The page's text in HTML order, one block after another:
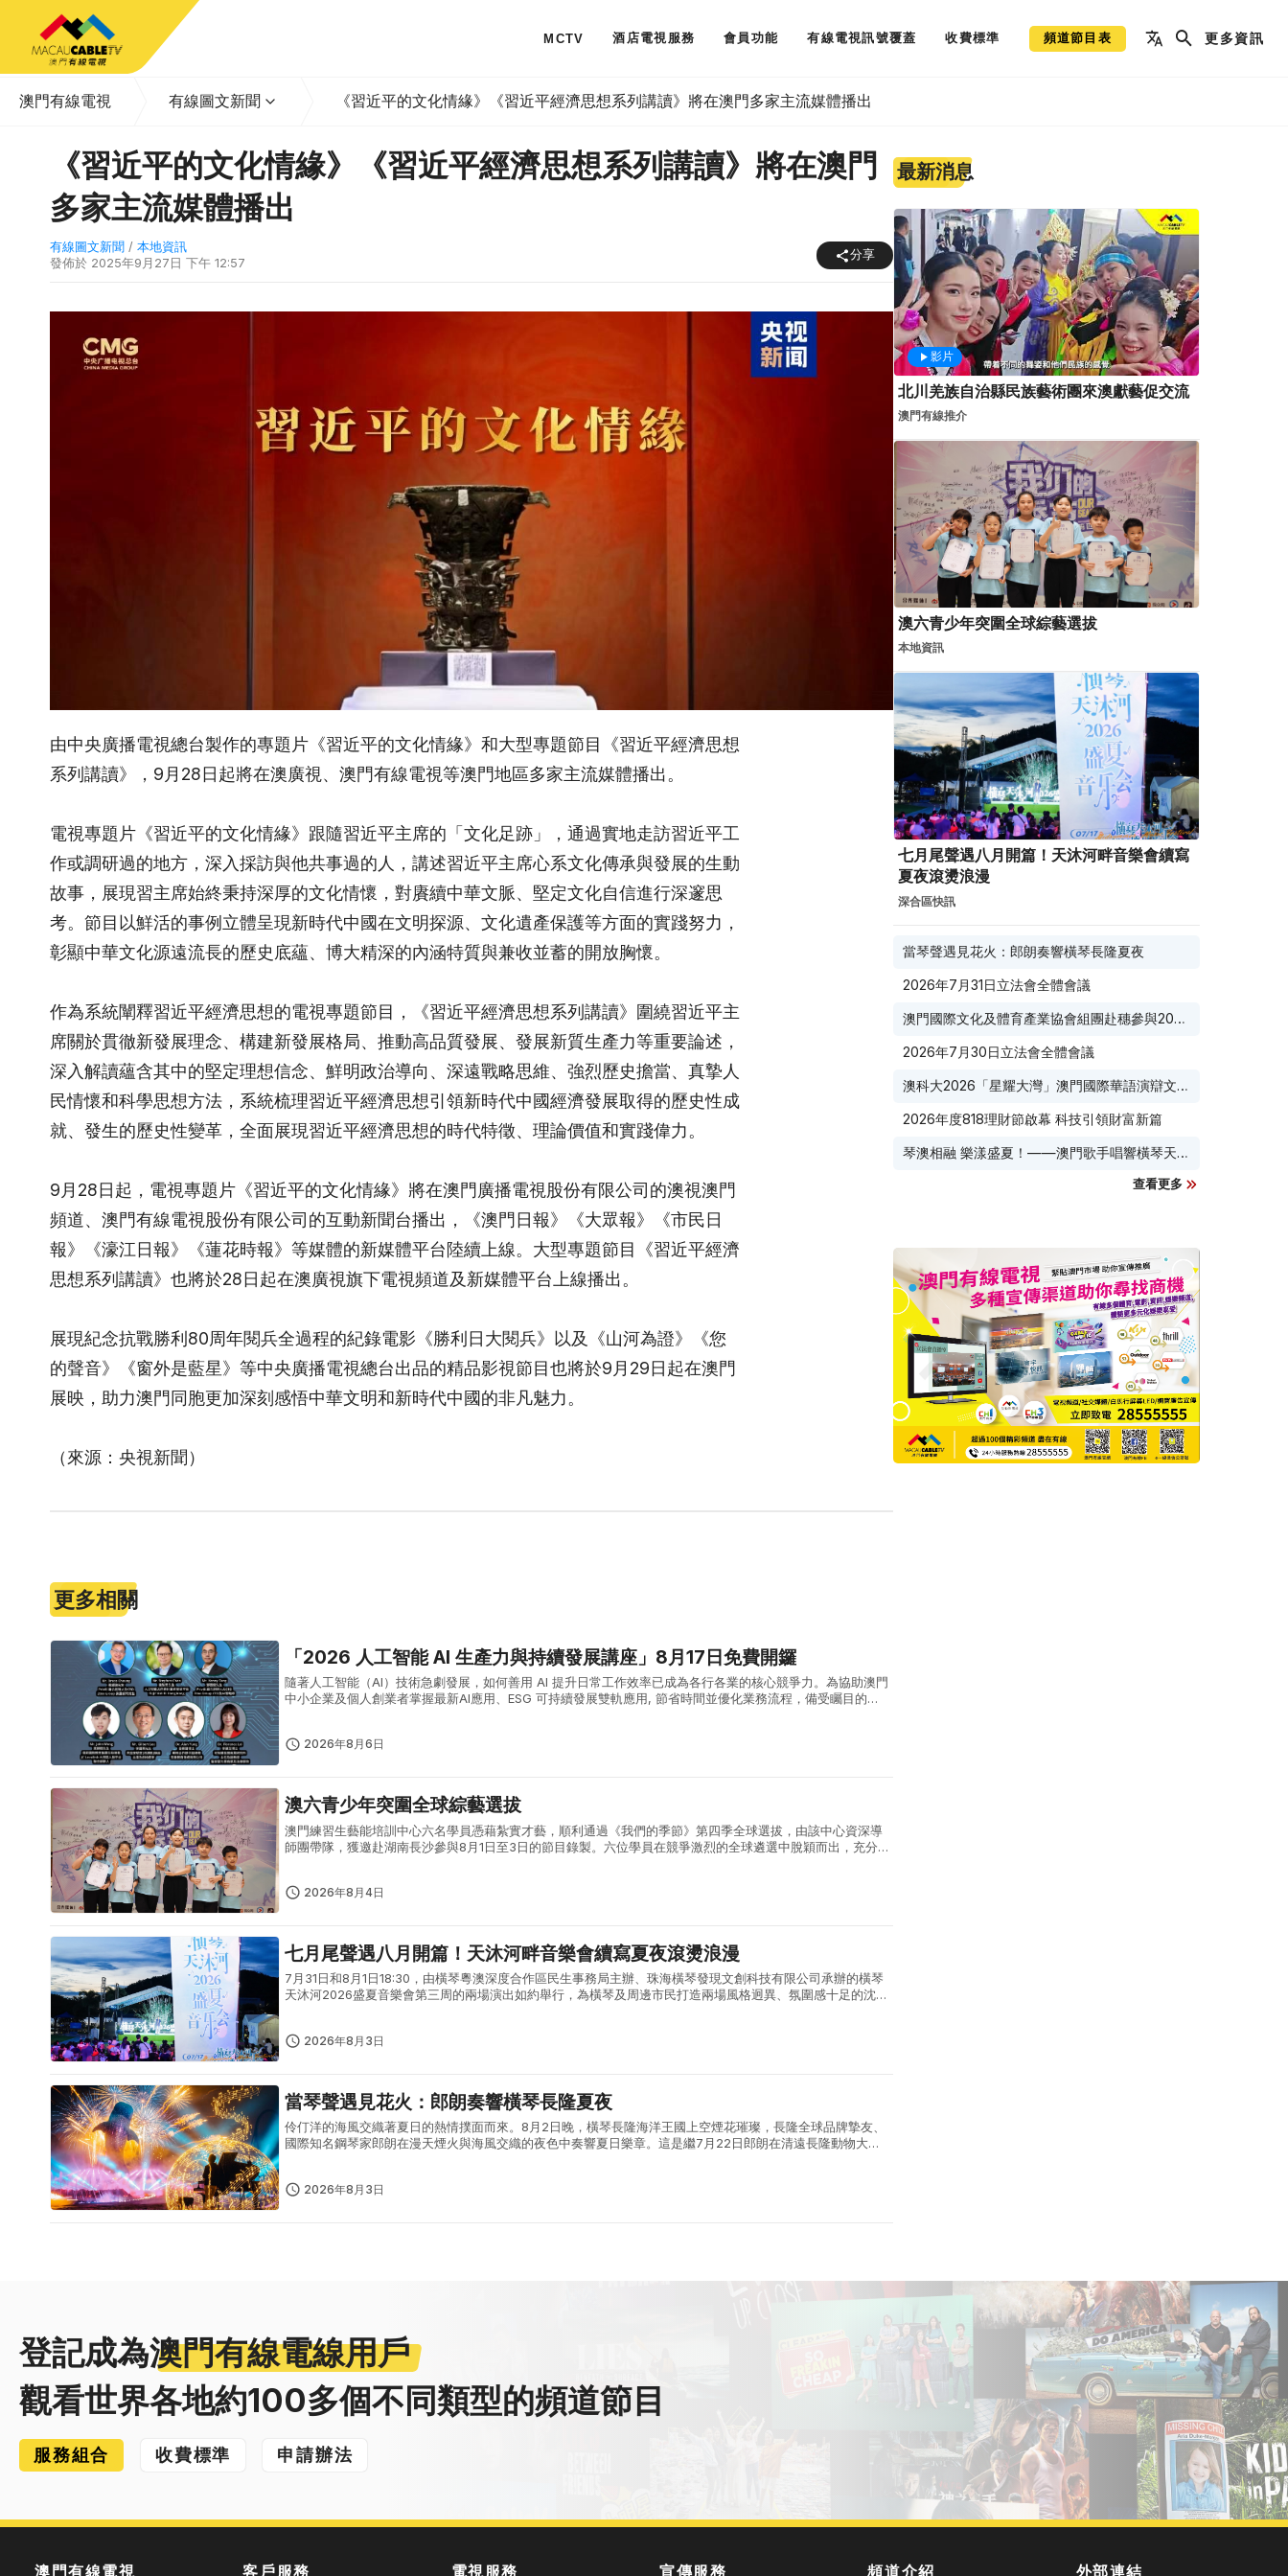
MCTV 酒店電視服務 會員功能 有線電視訊號覆蓋 收費標準 頻道節目表 更多資訊
澳門有線電視 有線圖文新聞 《習近平的文化情緣》《習近平經濟思想系列講讀》將在澳門多家主流媒體播出
《習近平的文化情緣》《習近平經濟思想系列講讀》將在澳門
多家主流媒體播出
有線圖文新聞 / 本地資訊
發佈於 2025年9月27日 下午 12:57
分享
由中央廣播電視總台製作的專題片《習近平的文化情緣》和大型專題節目《習近平經濟思想
系列講讀》，9月28日起將在澳廣視、澳門有線電視等澳門地區多家主流媒體播出。
電視專題片《習近平的文化情緣》跟隨習近平主席的「文化足跡」，通過實地走訪習近平工
作或調研過的地方，深入採訪與他共事過的人，講述習近平主席心系文化傳承與發展的生動
故事，展現習主席始終秉持深厚的文化情懷，對賡續中華文脈、堅定文化自信進行深邃思
考。節目以鮮活的事例立體呈現新時代中國在文明探源、文化遺產保護等方面的實踐努力，
彰顯中華文化源遠流長的歷史底蘊、博大精深的內涵特質與兼收並蓄的開放胸懷。
作為系統闡釋習近平經濟思想的電視專題節目，《習近平經濟思想系列講讀》圍繞習近平主
席關於貫徹新發展理念、構建新發展格局、推動高品質發展、發展新質生產力等重要論述，
深入解讀蘊含其中的堅定理想信念、鮮明政治導向、深遠戰略思維、強烈歷史擔當、真摯人
民情懷和科學思想方法，系統梳理習近平經濟思想引領新時代中國經濟發展取得的歷史性成
就、發生的歷史性變革，全面展現習近平經濟思想的時代特徵、理論價值和實踐偉力。
9月28日起，電視專題片《習近平的文化情緣》將在澳門廣播電視股份有限公司的澳視澳門
頻道、澳門有線電視股份有限公司的互動新聞台播出，《澳門日報》《大眾報》《市民日
報》《濠江日報》《蓮花時報》等媒體的新媒體平台陸續上線。大型專題節目《習近平經濟
思想系列講讀》也將於28日起在澳廣視旗下電視頻道及新媒體平台上線播出。
展現紀念抗戰勝利80周年閱兵全過程的紀錄電影《勝利日大閱兵》以及《山河為證》《您
的聲音》《窗外是藍星》等中央廣播電視總台出品的精品影視節目也將於9月29日起在澳門
展映，助力澳門同胞更加深刻感悟中華文明和新時代中國的非凡魅力。
（來源：央視新聞）
更多相關
「2026 人工智能 AI 生產力與持續發展講座」8月17日免費開鑼
隨著人工智能（AI）技術急劇發展，如何善用 AI 提升日常工作效率已成為各行各業的核心競爭力。為協助澳門
中小企業及個人創業者掌握最新AI應用、ESG 可持續發展雙軌應用, 節省時間並優化業務流程，備受矚目的
2026年8月6日
澳六青少年突圍全球綜藝選拔
澳門練習生藝能培訓中心六名學員憑藉紮實才藝，順利通過《我們的季節》第四季全球選拔，由該中心資深導
師團帶隊，獲邀赴湖南長沙參與8月1日至3日的節目錄製。六位學員在競爭激烈的全球遴選中脫穎而出，充分
2026年8月4日
七月尾聲遇八月開篇！天沐河畔音樂會續寫夏夜滾燙浪漫
7月31日和8月1日18:30，由橫琴粵澳深度合作區民生事務局主辦、珠海橫琴發現文創科技有限公司承辦的橫琴
天沐河2026盛夏音樂會第三周的兩場演出如約舉行，為橫琴及周邊市民打造兩場風格迥異、氛圍感十足的沈浸
2026年8月3日
當琴聲遇見花火：郎朗奏響橫琴長隆夏夜
伶仃洋的海風交織著夏日的熱情撲面而來。8月2日晚，橫琴長隆海洋王國上空煙花璀璨，長隆全球品牌摯友、
國際知名鋼琴家郎朗在漫天煙火與海風交織的夜色中奏響夏日樂章。這是繼7月22日郎朗在清遠長隆動物大越
2026年8月3日
最新消息
影片
北川羌族自治縣民族藝術團來澳獻藝促交流
澳門有線推介
澳六青少年突圍全球綜藝選拔
本地資訊
七月尾聲遇八月開篇！天沐河畔音樂會續寫
夏夜滾燙浪漫
深合區快訊
當琴聲遇見花火：郎朗奏響橫琴長隆夏夜
2026年7月31日立法會全體會議
澳門國際文化及體育產業協會組團赴穗參與2026
2026年7月30日立法會全體會議
澳科大2026「星耀大灣」澳門國際華語演辯文化
2026年度818理財節啟幕 科技引領財富新篇
琴澳相融 樂漾盛夏！——澳門歌手唱響橫琴天沐
查看更多
登記成為澳門有線電線用戶
觀看世界各地約100多個不同類型的頻道節目
服務組合 收費標準 申請辦法
澳門有線電視 客戶服務 電視服務 宣傳服務 頻道介紹 外部連結